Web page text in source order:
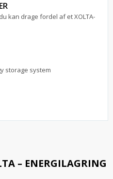
kan drage fordel af et XOLTA-
storage system
– ENERGILAGRING